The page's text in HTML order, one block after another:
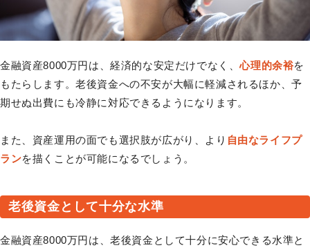
金融資産8000万円は、経済的な安定だけでなく、心理的余裕を
もたらします。老後資金への不安が大幅に軽減されるほか、予
期せぬ出費にも冷静に対応できるようになります。
また、資産運用の面でも選択肢が広がり、より 自由なライフプ
ランを描くことが可能になるでしょう。
老後資金として十分な水準
金融資産8000万円は、老後資金として十分に安心できる水準と